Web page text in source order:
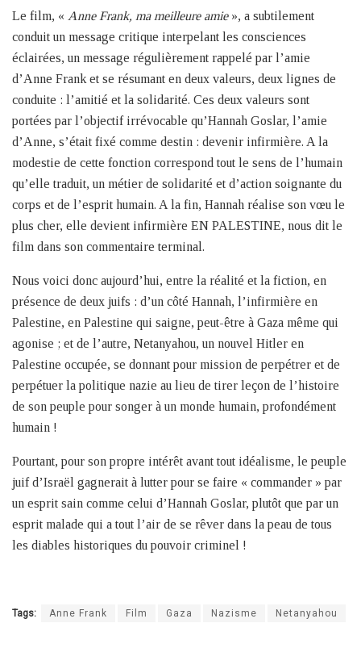
Le film, « Anne Frank, ma meilleure amie», a subtilement
conduit un message critique interpelant les consciences
éclairées, un message régulièrement rappelé par l’amie
d’Anne Frank et se résumant en deux valeurs, deux lignes de
conduite : l’amitié et la solidarité. Ces deux valeurs sont
portées par l’objectif irrévocable qu’Hannah Goslar, l’amie
d’Anne, s’était fixé comme destin : devenir infirmière. A la
modestie de cette fonction correspond tout le sens de l’humain
qu’elle traduit, un métier de solidarité et d’action soignante du
corps et de l’esprit humain. A la fin, Hannah réalise son vœu le
plus cher, elle devient infirmière EN PALESTINE, nous dit le
film dans son commentaire terminal.
Nous voici donc aujourd’hui, entre la réalité et la fiction, en
présence de deux juifs : d’un côté Hannah, l’infirmière en
Palestine, en Palestine qui saigne, peut-être à Gaza même qui
agonise ; et de l’autre, Netanyahou, un nouvel Hitler en
Palestine occupée, se donnant pour mission de perpétrer et de
perpétuer la politique nazie au lieu de tirer leçon de l’histoire
de son peuple pour songer à un monde humain, profondément
humain !
Pourtant, pour son propre intérêt avant tout idéalisme, le peuple
juif d’Israël gagnerait à lutter pour se faire « commander » par
un esprit sain comme celui d’Hannah Goslar, plutôt que par un
esprit malade qui a tout l’air de se rêver dans la peau de tous
les diables historiques du pouvoir criminel !
Tags: Anne Frank Film Gaza Nazisme Netanyahou